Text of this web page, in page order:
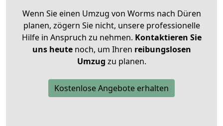
Wenn Sie einen Umzug von Worms nach Düren
planen, zögern Sie nicht, unsere professionelle
Hilfe in Anspruch zu nehmen. Kontaktieren Sie
uns heutenoch, um Ihren reibungslosen
Umzug zu planen.
Kostenlose Angebote erhalten